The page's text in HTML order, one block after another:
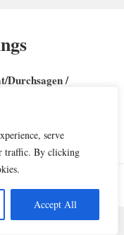
serve
traffic. By clicking
Accept All
Durchsagen /
diese Seite.